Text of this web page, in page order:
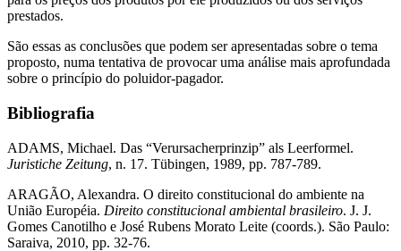
prestados.
São essas as conclusões que podem ser apresentadas sobre o tema
proposto, numa tentativa de provocar uma análise mais aprofundada
sobre o princípio do poluidor-pagador.
Bibliografia
ADAMS, Michael. Das “Verursacherprinzip” als Leerformel.
Juristiche Zeitung, n. 17. Tübingen, 1989, pp. 787-789.
ARAGÃO, Alexandra. O direito constitucional do ambiente na
União Européia. Direito constitucional ambiental brasileiro. J. J.
Gomes Canotilho e José Rubens Morato Leite (coords.). São Paulo:
Saraiva, 2010, pp. 32-76.